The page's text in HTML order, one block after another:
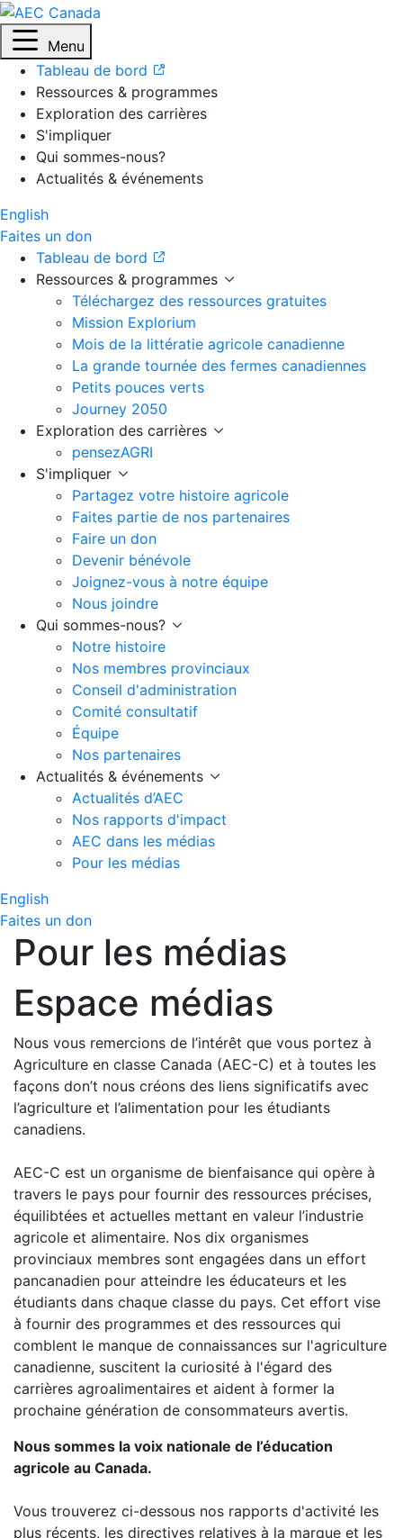
Menu
Tableau de bord
Ressources & programmes
Exploration des carrières
S'impliquer
Qui sommes-nous?
Actualités & événements
English
Faites un don
Tableau de bord
Ressources & programmes
Téléchargez des ressources gratuites
Mission Explorium
Mois de la littératie agricole canadienne
La grande tournée des fermes canadiennes
Petits pouces verts
Journey 2050
Exploration des carrières
pensezAGRI
S'impliquer
Partagez votre histoire agricole
Faites partie de nos partenaires
Faire un don
Devenir bénévole
Joignez-vous à notre équipe
Nous joindre
Qui sommes-nous?
Notre histoire
Nos membres provinciaux
Conseil d'administration
Comité consultatif
Équipe
Nos partenaires
Actualités & événements
Actualités d’AEC
Nos rapports d'impact
AEC dans les médias
Pour les médias
English
Faites un don
Pour les médias
Espace médias
Nous vous remercions de l’intérêt que vous portez à
Agriculture en classe Canada (AEC-C) et à toutes les
façons don’t nous créons des liens significatifs avec
l’agriculture et l’alimentation pour les étudiants
canadiens.
AEC-C est un organisme de bienfaisance qui opère à
travers le pays pour fournir des ressources précises,
équilibtées et actuelles mettant en valeur l’industrie
agricole et alimentaire. Nos dix organismes
provinciaux membres sont engagées dans un effort
pancanadien pour atteindre les éducateurs et les
étudiants dans chaque classe du pays. Cet effort vise
à fournir des programmes et des ressources qui
comblent le manque de connaissances sur l'agriculture
canadienne, suscitent la curiosité à l'égard des
carrières agroalimentaires et aident à former la
prochaine génération de consommateurs avertis.
Nous sommes la voix nationale de l’éducation
agricole au Canada.
Vous trouverez ci-dessous nos rapports d'activité les
plus récents, les directives relatives à la marque et les